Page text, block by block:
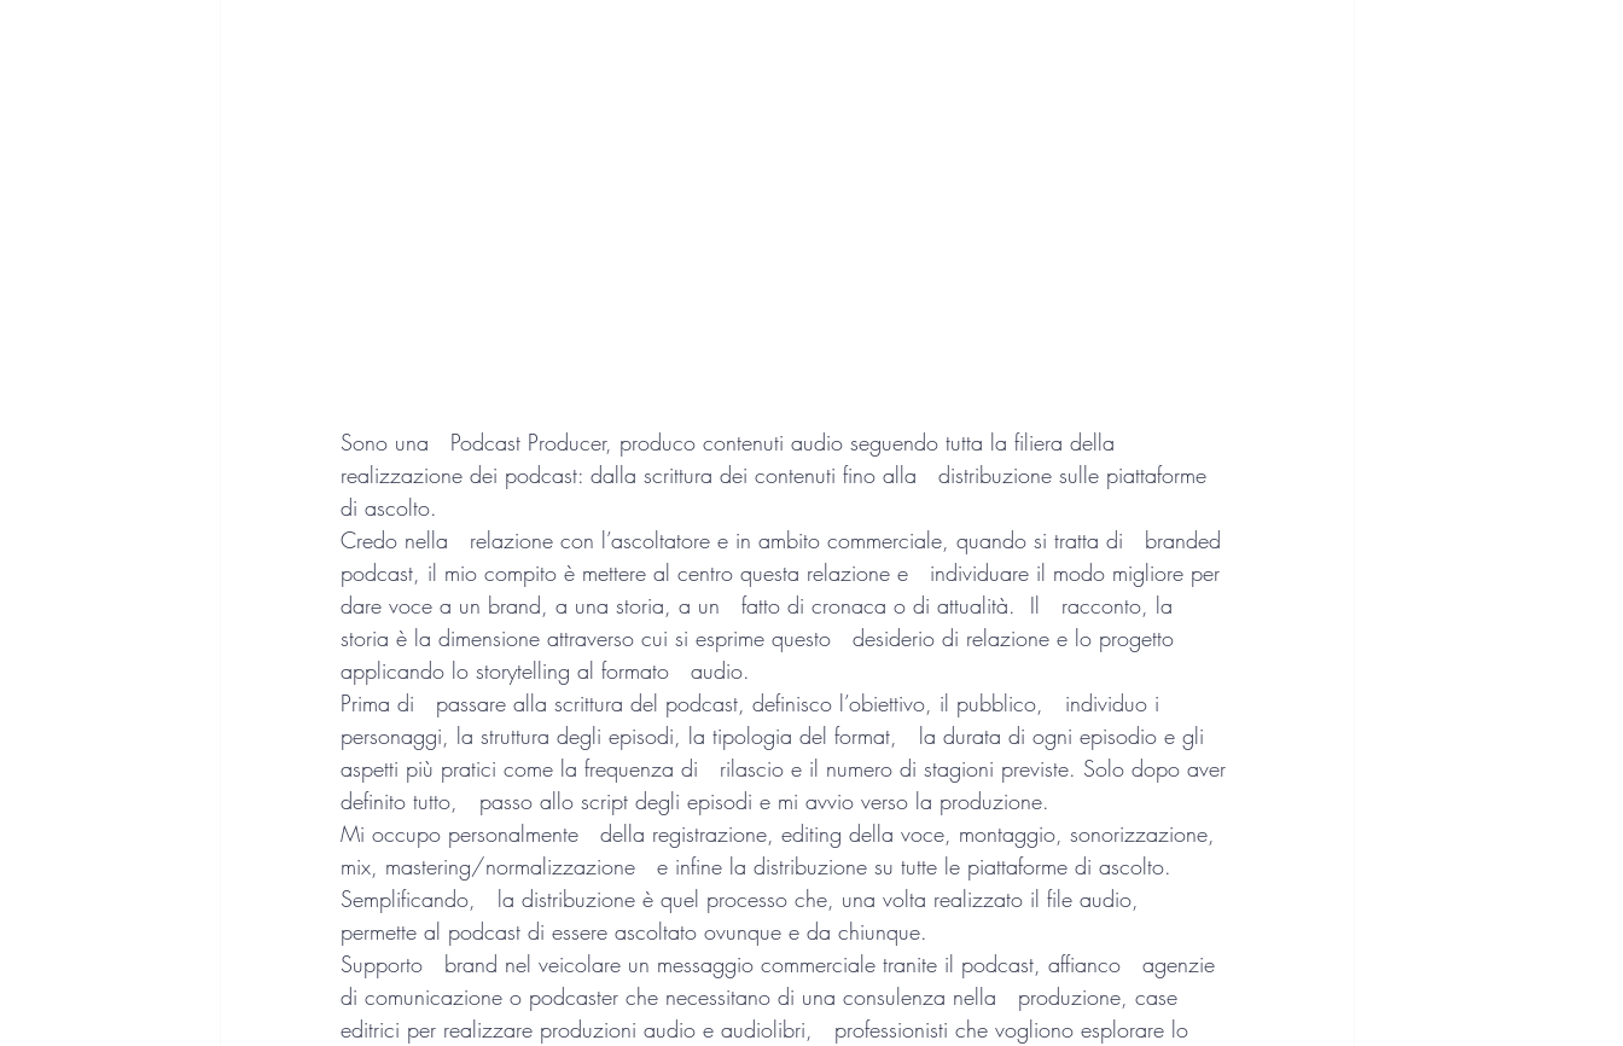
Sono una   Podcast Producer, produco contenuti audio seguendo tutta la filiera della
realizzazione dei podcast: dalla scrittura dei contenuti fino alla   distribuzione sulle piattaforme
di ascolto.
Credo nella   relazione con l’ascoltatore e in ambito commerciale, quando si tratta di   branded
podcast, il mio compito è mettere al centro questa relazione e   individuare il modo migliore per
dare voce a un brand, a una storia, a un   fatto di cronaca o di attualità.  Il   racconto, la
storia è la dimensione attraverso cui si esprime questo   desiderio di relazione e lo progetto
applicando lo storytelling al formato   audio.
Prima di   passare alla scrittura del podcast, definisco l’obiettivo, il pubblico,   individuo i
personaggi, la struttura degli episodi, la tipologia del format,   la durata di ogni episodio e gli
aspetti più pratici come la frequenza di   rilascio e il numero di stagioni previste. Solo dopo aver
definito tutto,   passo allo script degli episodi e mi avvio verso la produzione.
Mi occupo personalmente   della registrazione, editing della voce, montaggio, sonorizzazione,
mix, mastering/normalizzazione   e infine la distribuzione su tutte le piattaforme di ascolto.
Semplificando,   la distribuzione è quel processo che, una volta realizzato il file audio,
permette al podcast di essere ascoltato ovunque e da chiunque.
Supporto   brand nel veicolare un messaggio commerciale tranite il podcast, affianco   agenzie
di comunicazione o podcaster che necessitano di una consulenza nella   produzione, case
editrici per realizzare produzioni audio e audiolibri,   professionisti che vogliono esplorare lo